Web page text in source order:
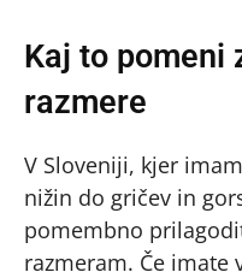
Kaj to pomeni
razmere
V Sloveniji, kjer
nižin do gričev in
pomembno
razmeram. Če imate